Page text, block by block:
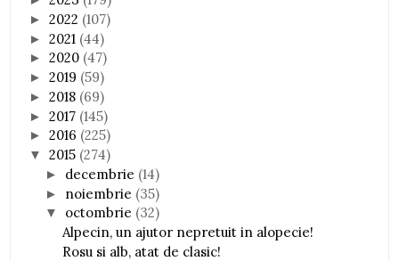
►2022 (107)
►2021 (44)
►2020 (47)
►2019 (59)
►2018 (69)
►2017 (145)
►2016 (225)
▼2015 (274)
► decembrie (14)
► noiembrie (35)
▼ octombrie (32)
Alpecin, un ajutor nepretuit in alopecie!
Rosu si alb, atat de clasic!